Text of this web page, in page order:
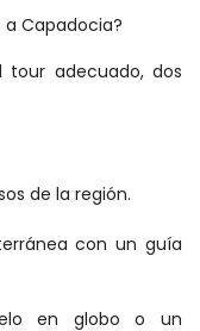
a Capadocia?
tour adecuado, dos
de la región.
con un guía
en globo o un